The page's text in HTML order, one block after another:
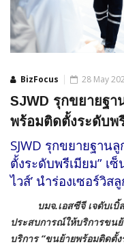
BizFocus 28 May
SJWD รุกขยายฐ
พร้อมติดตั้งระดับพ
SJWD รุกขยายฐาน
ตั้งระดับพรีเมียม” เ
ไวส์’ นำร่องเซอร์วิส
บมจ.เอสซีจี เจดับเ
ประสบการณ์ให้บริการขน
บริการ “ขนย้ายพร้อมติดตั้